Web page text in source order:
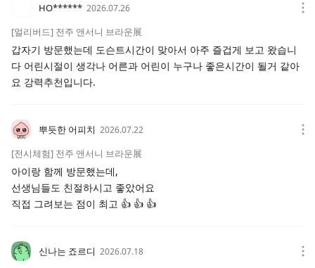
HO****** 2026.07.26
[얼리버드] 전주 앤서니 브라운展
갑자기 방문했는데 도슨트시간이 맞아서 아주 즐겁게 보고 왔습니
다 어린시절이 생각나 어른과 어린이 누구나 좋은시간이 될거 같아
요 강력추천입니다.
뿌듯한 어피치 2026.07.22
[전시체험] 전주 앤서니 브라운展
아이랑 함께 방문했는데,
선생님들도 친절하시고 좋았어요
직접 그려보는 점이 최고 👍 👍 👍
신나는 죠르디 2026.07.18